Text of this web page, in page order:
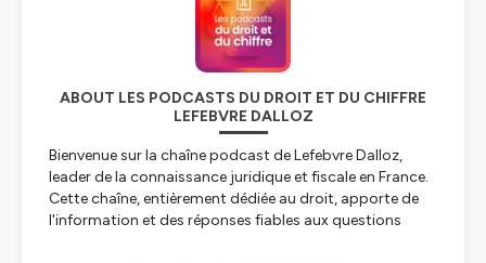
ABOUT LES PODCASTS DU DROIT ET DU CHIFFRE
LEFEBVRE DALLOZ
Bienvenue sur la chaîne podcast de Lefebvre Dalloz,
leader de la connaissance juridique et fiscale en France.
Cette chaîne, entièrement dédiée au droit, apporte de
l'information et des réponses fiables aux questions